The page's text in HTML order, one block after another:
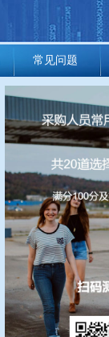
常见问题